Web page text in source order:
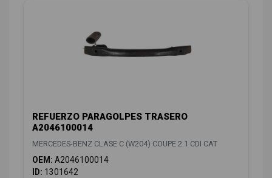
REFUERZO PARAGOLPES TRASERO
A2046100014
MERCEDES-BENZ CLASE C (W204) COUPE 2.1 CDI CAT
OEM: A2046100014
ID: 1301642